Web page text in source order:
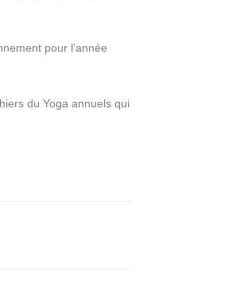
pour l’année
du Yoga annuels qui